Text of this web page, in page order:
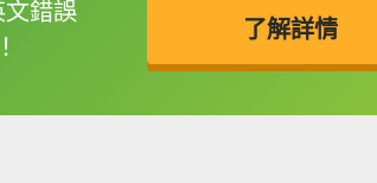
文錯誤
了解詳情